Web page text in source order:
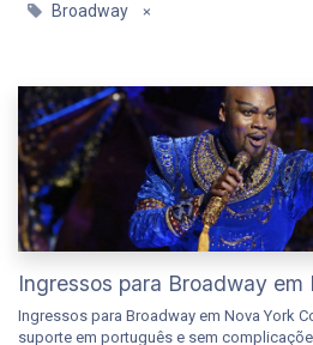
Broadway ×
Ingressos para Broadway em
Ingressos para Broadway em Nova York
suporte em português e sem